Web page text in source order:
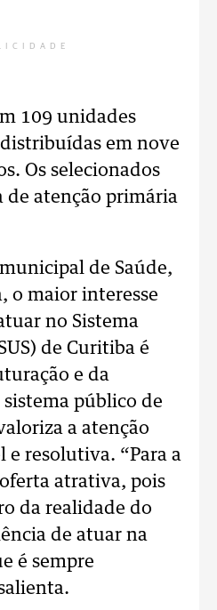
109 unidades
distribuídas em nove
Os selecionados
de atenção primária
de Saúde,
o maior interesse
no Sistema
de Curitiba é
e da
público de
a atenção
e resolutiva. “Para a
atrativa, pois
da realidade do
de atuar na
é sempre